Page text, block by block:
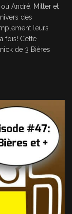
André, Milter et
des
leurs
fois! Cette
de 3 Bières